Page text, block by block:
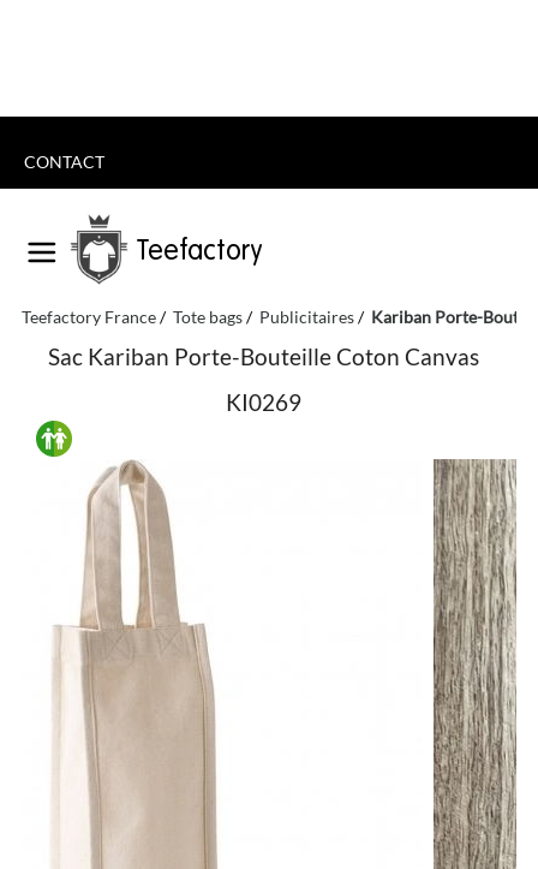
CONTACT
Teefactory
Teefactory France Tote bags Publicitaires Kariban Porte-
Sac Kariban Porte-Bouteille Coton Canvas
KI0269